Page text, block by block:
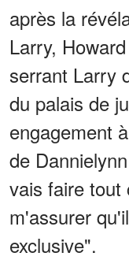
après la
Larry,
serrant Larry
du palais de
engagement
de
vais faire tout
m'assurer
exclusive".